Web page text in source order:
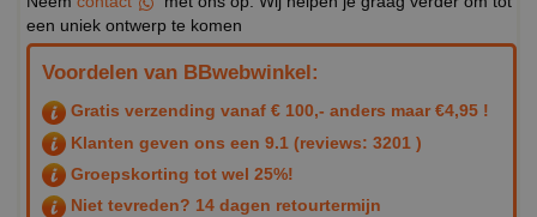
een uniek ontwerp te komen
Voordelen van BBwebwinkel:
Gratis verzending vanaf € 100,- anders maar €4,95 !
Klanten geven ons een 9.1 (reviews: 3201 )
Groepskorting tot wel 25%!
Niet tevreden? 14 dagen retourtermijn